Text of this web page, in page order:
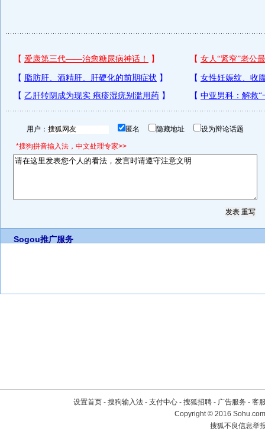
用户： 匿名 隐藏地址 设为辩论话题
*搜狗拼音输入法，中文处理专家>>
Sogou推广服务
设置首页 - 搜狗输入法 - 支付中心 - 搜狐招聘 - 广告服务 - 客
Copyright©2016
搜狐不良信息举